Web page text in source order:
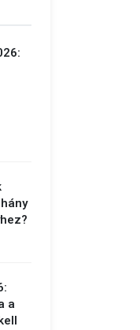
a